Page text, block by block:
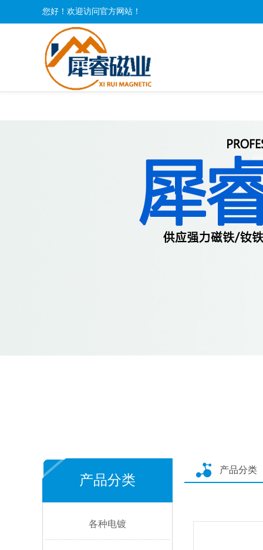
您好！欢迎访问官方网站！
产品分类
各种电镀
产品分类